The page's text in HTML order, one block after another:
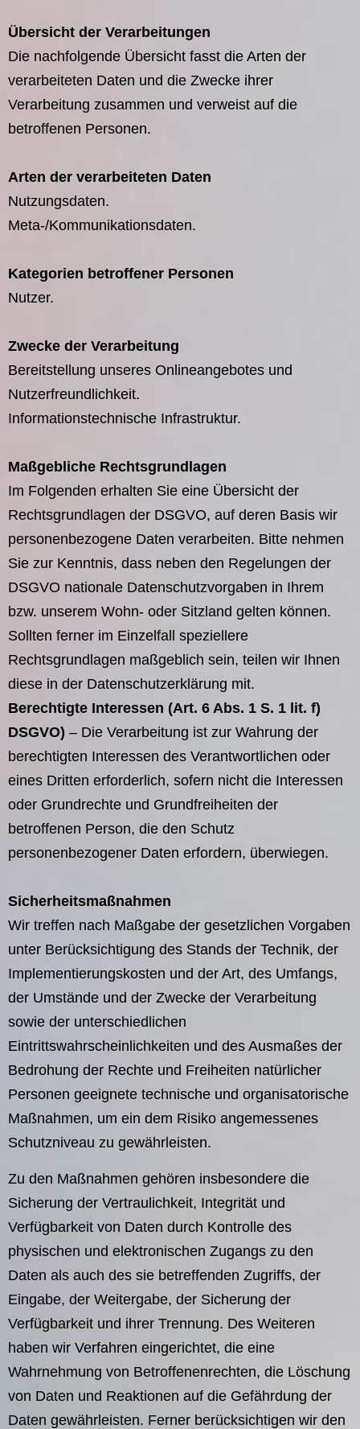
Übersicht der Verarbeitungen
Die nachfolgende Übersicht fasst die Arten der
verarbeiteten Daten und die Zwecke ihrer
Verarbeitung zusammen und verweist auf die
betroffenen Personen.
Arten der verarbeiteten Daten
Nutzungsdaten.
Meta-/Kommunikationsdaten.
Kategorien betroffener Personen
Nutzer.
Zwecke der Verarbeitung
Bereitstellung unseres Onlineangebotes und
Nutzerfreundlichkeit.
Informationstechnische Infrastruktur.
Maßgebliche Rechtsgrundlagen
Im Folgenden erhalten Sie eine Übersicht der
Rechtsgrundlagen der DSGVO, auf deren Basis wir
personenbezogene Daten verarbeiten. Bitte nehmen
Sie zur Kenntnis, dass neben den Regelungen der
DSGVO nationale Datenschutzvorgaben in Ihrem
bzw. unserem Wohn- oder Sitzland gelten können.
Sollten ferner im Einzelfall speziellere
Rechtsgrundlagen maßgeblich sein, teilen wir Ihnen
diese in der Datenschutzerklärung mit.
Berechtigte Interessen (Art. 6 Abs. 1 S. 1 lit. f)
DSGVO) – Die Verarbeitung ist zur Wahrung der
berechtigten Interessen des Verantwortlichen oder
eines Dritten erforderlich, sofern nicht die Interessen
oder Grundrechte und Grundfreiheiten der
betroffenen Person, die den Schutz
personenbezogener Daten erfordern, überwiegen.
Sicherheitsmaßnahmen
Wir treffen nach Maßgabe der gesetzlichen Vorgaben
unter Berücksichtigung des Stands der Technik, der
Implementierungskosten und der Art, des Umfangs,
der Umstände und der Zwecke der Verarbeitung
sowie der unterschiedlichen
Eintrittswahrscheinlichkeiten und des Ausmaßes der
Bedrohung der Rechte und Freiheiten natürlicher
Personen geeignete technische und organisatorische
Maßnahmen, um ein dem Risiko angemessenes
Schutzniveau zu gewährleisten.
Zu den Maßnahmen gehören insbesondere die
Sicherung der Vertraulichkeit, Integrität und
Verfügbarkeit von Daten durch Kontrolle des
physischen und elektronischen Zugangs zu den
Daten als auch des sie betreffenden Zugriffs, der
Eingabe, der Weitergabe, der Sicherung der
Verfügbarkeit und ihrer Trennung. Des Weiteren
haben wir Verfahren eingerichtet, die eine
Wahrnehmung von Betroffenenrechten, die Löschung
von Daten und Reaktionen auf die Gefährdung der
Daten gewährleisten. Ferner berücksichtigen wir den